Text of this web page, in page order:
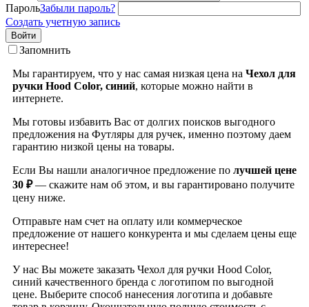
ПарольЗабыли пароль?
Создать учетную запись
Войти
Запомнить
Мы гарантируем, что у нас самая низкая цена на Чехол для
ручки Hood Color, синий, которые можно найти в
интернете.
Мы готовы избавить Вас от долгих поисков выгодного
предложения на Футляры для ручек, именно поэтому даем
гарантию низкой цены на товары.
Если Вы нашли аналогичное предложение по лучшей цене
30 ₽— скажите нам об этом, и вы гарантировано получите
цену ниже.
Отправьте нам счет на оплату или коммерческое
предложение от нашего конкурента и мы сделаем цены еще
интереснее!
У нас Вы можете заказать Чехол для ручки Hood Color,
синий качественного бренда с логотипом по выгодной
цене. Выберите способ нанесения логотипа и добавьте